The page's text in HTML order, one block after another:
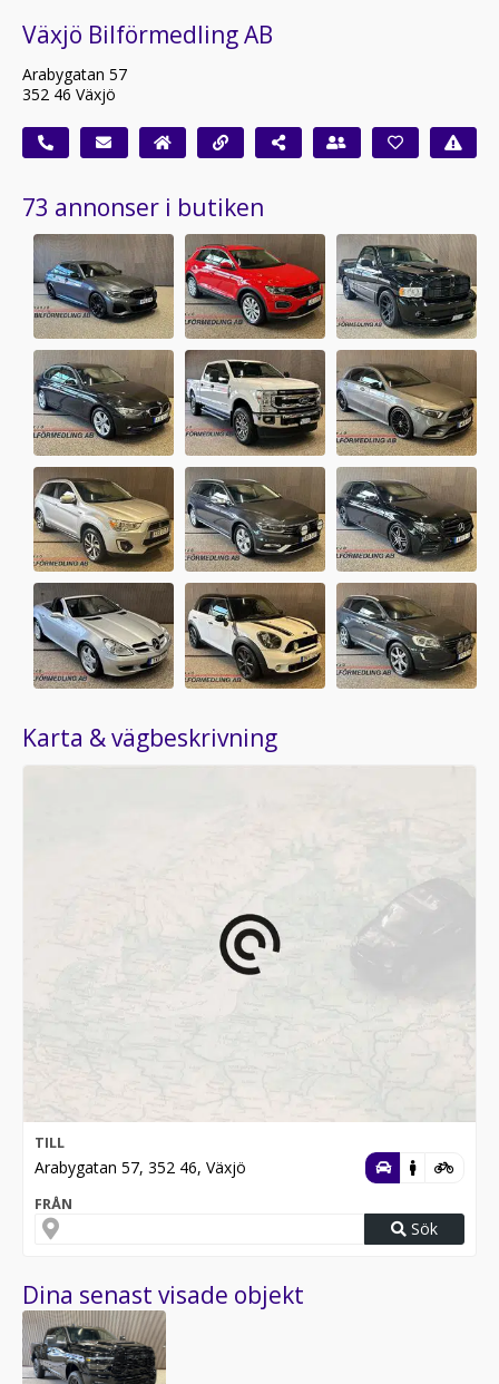
Växjö Bilförmedling AB
Arabygatan 57
352 46 Växjö
73 annonser i butiken
Karta & vägbeskrivning
TILL
Arabygatan 57, 352 46, Växjö
FRÅN
Sök
Dina senast visade objekt